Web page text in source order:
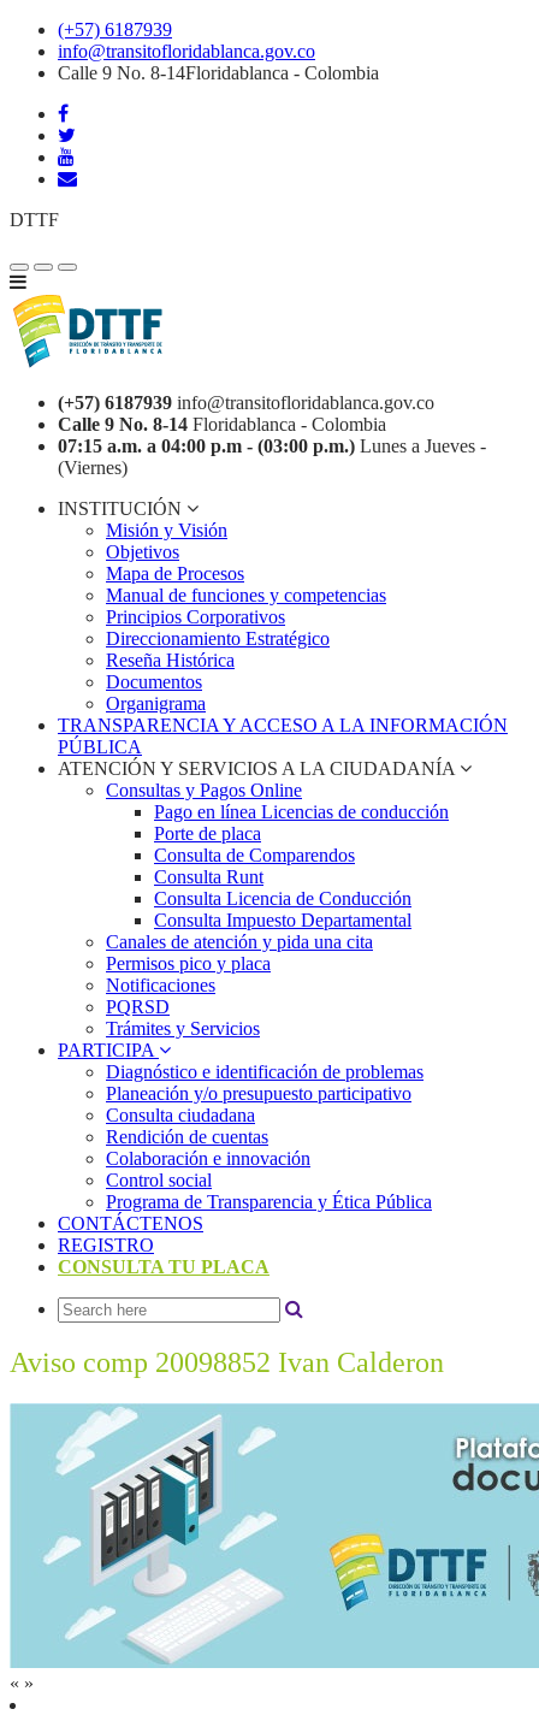
(+57) 6187939
info@transitofloridablanca.gov.co
Calle 9 No. 8-14Floridablanca - Colombia
DTTF
(+57) 6187939 info@transitofloridablanca.gov.co
Calle 9 No. 8-14 Floridablanca - Colombia
07:15 a.m. a 04:00 p.m - (03:00 p.m.) Lunes a Jueves -
(Viernes)
INSTITUCIÓN
Misión y Visión
Objetivos
Mapa de Procesos
Manual de funciones y competencias
Principios Corporativos
Direccionamiento Estratégico
Reseña Histórica
Documentos
Organigrama
TRANSPARENCIA Y ACCESO A LA INFORMACIÓN
PÚBLICA
ATENCIÓN Y SERVICIOS A LA CIUDADANÍA
Consultas y Pagos Online
Pago en línea Licencias de conducción
Porte de placa
Consulta de Comparendos
Consulta Runt
Consulta Licencia de Conducción
Consulta Impuesto Departamental
Canales de atención y pida una cita
Permisos pico y placa
Notificaciones
PQRSD
Trámites y Servicios
PARTICIPA
Diagnóstico e identificación de problemas
Planeación y/o presupuesto participativo​
Consulta ciudadana
Rendición de cuentas
Colaboración e innovación
Control social
Programa de Transparencia y Ética Pública
CONTÁCTENOS
REGISTRO
CONSULTA TU PLACA
Aviso comp 20098852 Ivan Calderon
« »